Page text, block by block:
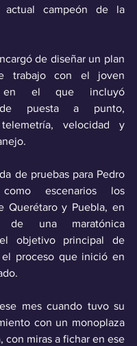
actual campeón de la
de diseñar un plan
trabajo con el joven
en el que incluyó
de puesta a punto,
telemetría, velocidad y
de pruebas para Pedro
escenarios los
Querétaro y Puebla, en
de una maratónica
objetivo principal de
proceso que inició en
mes cuando tuvo su
con un monoplaza
con miras a fichar en ese